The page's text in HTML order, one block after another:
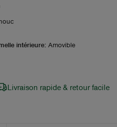
intérieure: Amovible
Livraison rapide & retour facile